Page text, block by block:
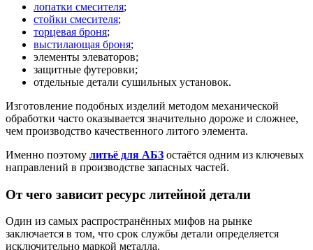
лопатки смесителя;
стойки смесителя;
торцевая броня;
выстилающая броня;
элементы элеваторов;
защитные футеровки;
отдельные детали сушильных установок.
Изготовление подобных изделий методом механической
обработки часто оказывается значительно дороже и сложнее,
чем производство качественного литого элемента.
Именно поэтому литьё для АБЗ остаётся одним из ключевых
направлений в производстве запасных частей.
От чего зависит ресурс литейной детали
Один из самых распространённых мифов на рынке
заключается в том, что срок службы детали определяется
исключительно маркой металла.